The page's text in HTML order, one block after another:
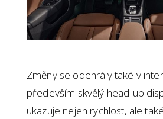
Změny se odehrály také v
především skvělý head-up
ukazuje nejen rychlost, ale